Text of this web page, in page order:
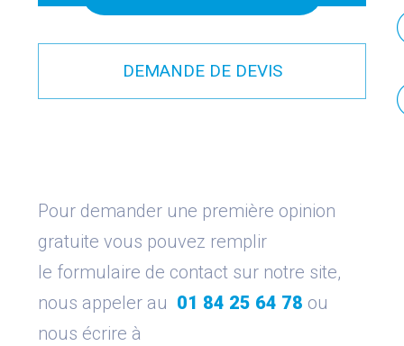
DEMANDE DE DEVIS
Pour demander une première opinion
gratuite vous pouvez remplir
le formulaire de contact sur notre site,
nous appeler au 01 84 25 64 78 ou
nous écrire à